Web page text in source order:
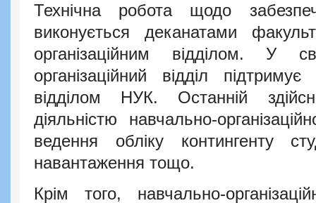
Технічна робота щодо
виконується деканатами
організаційним відділом. У
організаційний відділ
відділом НУК. Останній
діяльністю навчально-
ведення обліку контингенту
навантаження тощо.
Крім того, навчально-